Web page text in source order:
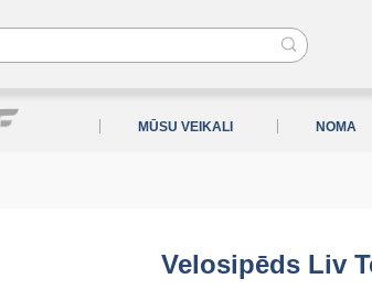
MŪSU VEIKALI NOMA
Velosipēds Liv